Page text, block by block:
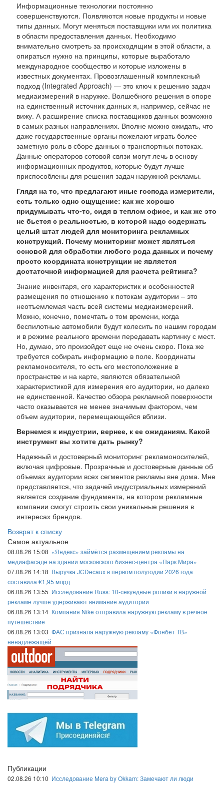
Информационные технологии постоянно
совершенствуются. Появляются новые продукты и новые
типы данных. Могут меняться поставщики или их политика
в области предоставления данных. Необходимо
внимательно смотреть за происходящим в этой области, а
опираться нужно на принципы, которые выработало
международное сообщество и которые изложены в
известных документах. Провозглашенный комплексный
подход (Integrated Approach) — это ключ к решению задач
медиаизмерений в наружке. Волшебного решения в опоре
на единственный источник данных я, например, сейчас не
вижу. А расширение списка поставщиков данных возможно
в самых разных направлениях. Вполне можно ожидать, что
даже государственные органы пожелают играть более
заметную роль в сборе данных о транспортных потоках.
Данные операторов сотовой связи могут лечь в основу
информационных продуктов, которые будут лучше
приспособлены для решения задач наружной рекламы.
Глядя на то, что предлагают иные господа измерители,
есть только одно ощущение: как же хорошо
придумывать что-то, сидя в теплом офисе, и как же это
не бьется с реальностью, в которой надо содержать
целый штат людей для мониторинга рекламных
конструкций. Почему мониторинг может являться
основой для обработки любого рода данных и почему
просто координата конструкции не является
достаточной информацией для расчета рейтинга?
Знание инвентаря, его характеристик и особенностей
размещения по отношению к потокам аудитории – это
неотъемлемая часть всей системы медиаизмерений.
Можно, конечно, помечтать о том времени, когда
беспилотные автомобили будут колесить по нашим городам
и в режиме реального времени передавать картинку с мест.
Но, думаю, это произойдет еще не очень скоро. Пока же
требуется собирать информацию в поле. Координаты
рекламоносителя, то есть его местоположение в
пространстве и на карте, являются обязательной
характеристикой для измерения его аудитории, но далеко
не единственной. Качество обзора рекламной поверхности
часто оказывается не менее значимым фактором, чем
объем аудитории, перемещающейся вблизи.
Вернемся к индустрии, вернее, к ее ожиданиям. Какой
инструмент вы хотите дать рынку?
Надежный и достоверный мониторинг рекламоносителей,
включая цифровые. Прозрачные и достоверные данные об
объемах аудитории всех сегментов рекламы вне дома. Мне
представляется, что задачей индустриальных измерений
является создание фундамента, на котором рекламные
компании смогут строить свои уникальные решения в
интересах брендов.
Возврат к списку
Самое актуальное
08.08.26 15:08 «Яндекс» займётся размещением рекламы на
медиафасаде на здании московского бизнес-центра «Парк Мира»
07.08.26 14:18 Выручка JCDecaux в первом полугодии 2026 года
составила €1,95 млрд
06.08.26 13:55 Исследование Russ: 10-секундные ролики в наружной
рекламе лучше удерживают внимание аудитории
06.08.26 13:14 Компания Nike отправила наружную рекламу в речное
путешествие
06.08.26 13:03 ФАС признала наружную рекламу «Фонбет ТВ»
ненадлежащей
Публикации
02.08.26 10:10 Исследование Mera by Okkam: Замечают ли люди